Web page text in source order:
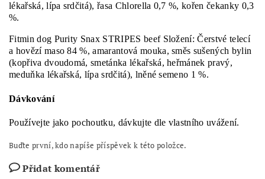
lékařská, lípa srdčitá), řasa Chlorella 0,7 %, kořen čekanky 0,3
%.
Fitmin dog Purity Snax STRIPES beef Složení: Čerstvé telecí
a hovězí maso 84 %, amarantová mouka, směs sušených bylin
(kopřiva dvoudomá, smetánka lékařská, heřmánek pravý,
meduňka lékařská, lípa srdčitá), lněné semeno 1 %.
Dávkování
Používejte jako pochoutku, dávkujte dle vlastního uvážení.
Buďte první, kdo napíše příspěvek k této položce.
Přidat komentář